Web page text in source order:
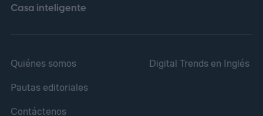
Casa inteligente
Quiénes somos
Pautas editoriales
Contáctenos
Digital Trends en Inglés